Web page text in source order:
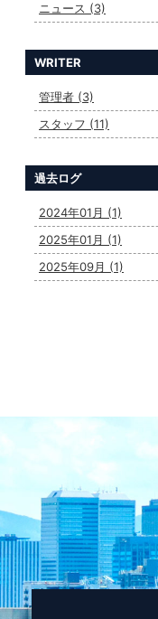
ニュース (3)
WRITER
管理者 (3)
スタッフ (11)
過去ログ
2024年01月 (1)
2025年01月 (1)
2025年09月 (1)